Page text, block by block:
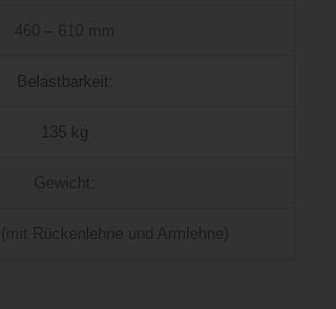
Belastbarkeit:
135 kg